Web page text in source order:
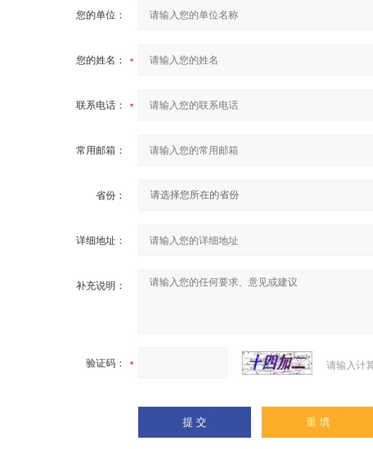
您的单位：
您的姓名：
联系电话：
常用邮箱：
省份：
详细地址：
补充说明：
验证码： 请输入计